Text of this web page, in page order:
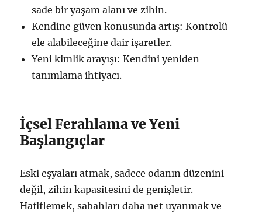
sade bir yaşam alanı ve zihin.
Kendine güven konusunda artış: Kontrolü
ele alabileceğine dair işaretler.
Yeni kimlik arayışı: Kendini yeniden
tanımlama ihtiyacı.
İçsel Ferahlama ve Yeni
Başlangıçlar
Eski eşyaları atmak, sadece odanın düzenini
değil, zihin kapasitesini de genişletir.
Hafiflemek, sabahları daha net uyanmak ve